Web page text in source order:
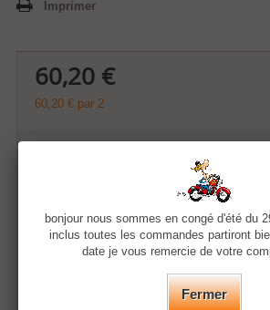
Imprimer
60,20 €
60,20 € par 2
Ajouter au panier
Ajouter à ma liste d'envies
bonjour nous sommes en congé d'été du
inclus toutes les commandes partiront
date je vous remercie de votre
Fermer